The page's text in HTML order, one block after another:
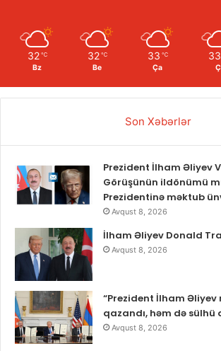
32 ℃
Bz
32 ℃
Be
33 ℃
Ça
33
Ç
Son Xəbərlər
Prezident İlham Əliyev
Görüşünün ildönümü
Prezidentinə məktub
Avqust 8, 2026
İlham Əliyev Donald
Avqust 8, 2026
“Prezident İlham
qazandı, həm də sülhü
Avqust 8, 2026